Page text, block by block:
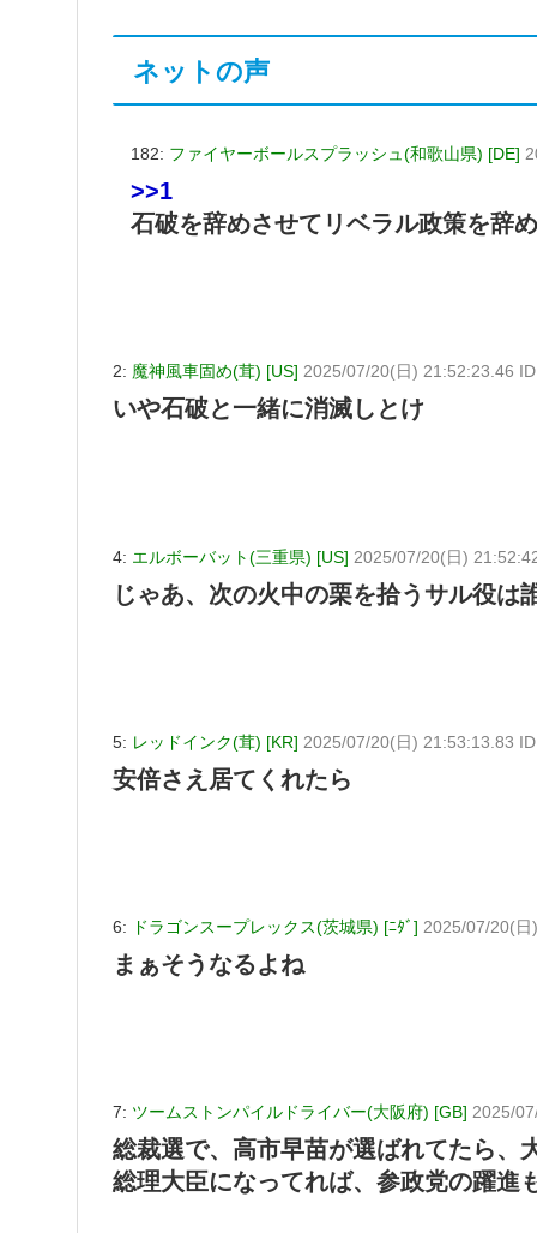
ネットの声
182: ファイヤーボールスプラッシュ(和歌山県) [DE]
>>1
石破を辞めさせてリベラル政策を辞
2: 魔神風車固め(茸) [US] 2025/07/20(日) 21:52:23.46
いや石破と一緒に消滅しとけ
4: エルボーバット(三重県) [US] 2025/07/20(日)
じゃあ、次の火中の栗を拾うサル役は
5: レッドインク(茸) [KR] 2025/07/20(日) 21:53:13.83
安倍さえ居てくれたら
6: ドラゴンスープレックス(茨城県) [ﾆﾀﾞ] 2025/07/20(
まぁそうなるよね
7: ツームストンパイルドライバー(大阪府) [GB] 2025/
総裁選で、高市早苗が選ばれてたら、
総理大臣になってれば、参政党の躍進